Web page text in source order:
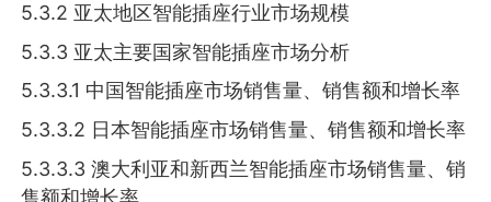
5.3.2 亚太地区智能插座行业市场规模
5.3.3 亚太主要国家智能插座市场分析
5.3.3.1 中国智能插座市场销售量、销售额和增长率
5.3.3.2 日本智能插座市场销售量、销售额和增长率
5.3.3.3 澳大利亚和新西兰智能插座市场销售量、销
售额和增长率